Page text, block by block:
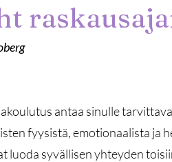
antaa sinulle
fyysistä, emotionaalista
luoda syvällisen yhteyden